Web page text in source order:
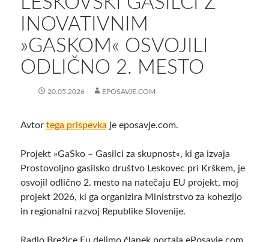
INOVATIVNIM
»GASKOM« OSVOJILI
ODLIČNO 2. MESTO
20.05.2026 EPOSAVJE.COM
Avtor tega prispevka je eposavje.com.
Projekt »GaSko – Gasilci za skupnost«, ki ga izvaja
Prostovoljno gasilsko društvo Leskovec pri Krškem, je
osvojil odlično 2. mesto na natečaju EU projekt, moj
projekt 2026, ki ga organizira Ministrstvo za kohezijo
in regionalni razvoj Republike Slovenije.